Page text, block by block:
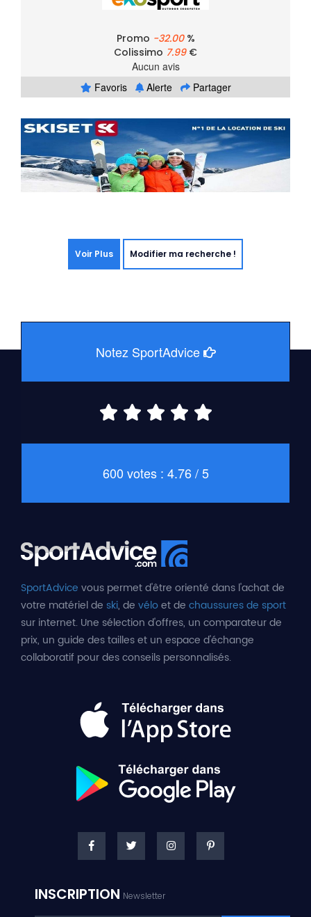
Promo -32.00%
Colissimo 7.99€
Aucun avis
Favoris
Alerte Partager
Voir Plus Modifier ma recherche !
Notez SportAdvice
600 votes : 4.76 / 5
SportAdvice vous permet d'être orienté dans l'achat de
votre matériel de ski, de véloet de chaussures de sport
sur internet. Une sélection d'offres, un comparateur de
prix, un guide des tailles et un espace d'échange
collaboratif pour des conseils personnalisés.
INSCRIPTION Newsletter